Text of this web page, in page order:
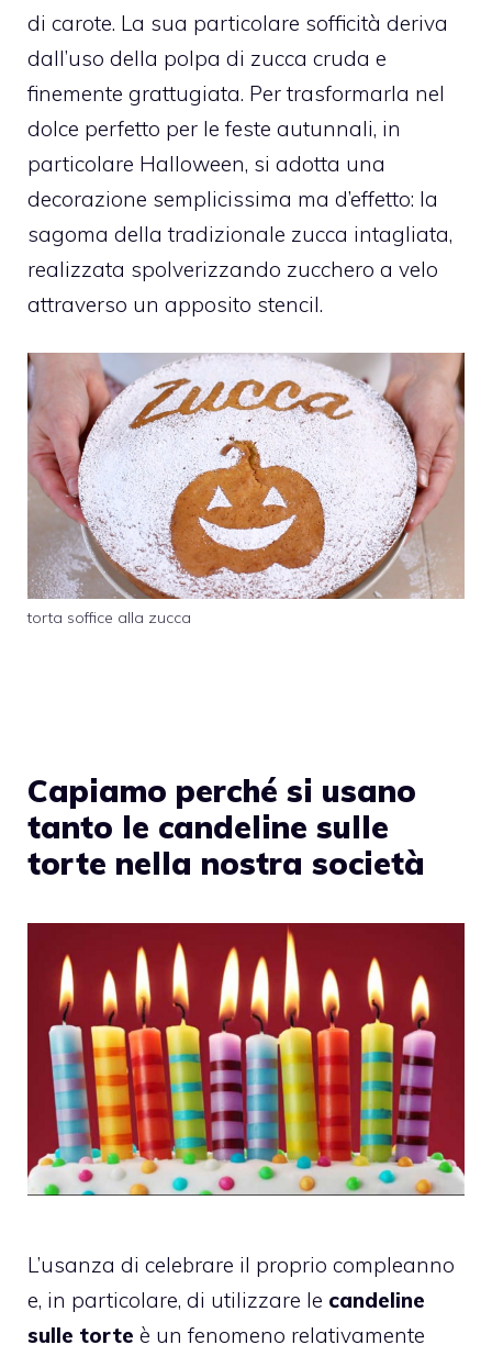
di carote. La sua particolare sofficità deriva
dall’uso della polpa di zucca cruda e
finemente grattugiata. Per trasformarla nel
dolce perfetto per le feste autunnali, in
particolare Halloween, si adotta una
decorazione semplicissima ma d’effetto: la
sagoma della tradizionale zucca intagliata,
realizzata spolverizzando zucchero a velo
attraverso un apposito stencil.
torta soffice alla zucca
Capiamo perché si usano
tanto le candeline sulle
torte nella nostra società
L’usanza di celebrare il proprio compleanno
e, in particolare, di utilizzare le candeline
sulle torte è un fenomeno relativamente